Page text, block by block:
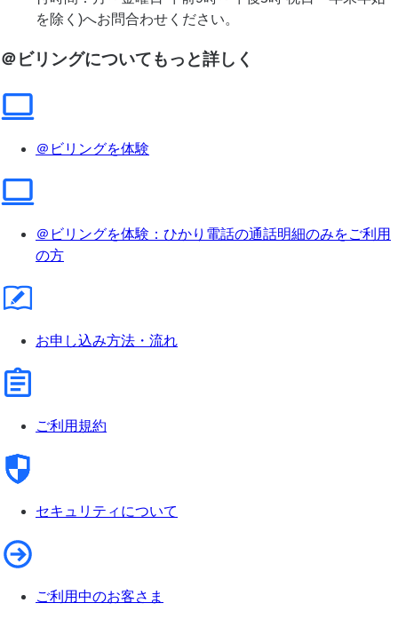
を除く)へお問合わせください。
＠ビリングについてもっと詳しく
＠ビリングを体験
＠ビリングを体験：ひかり電話の通話明細のみをご利用
の方
お申し込み方法・流れ
ご利用規約
セキュリティについて
ご利用中のお客さま